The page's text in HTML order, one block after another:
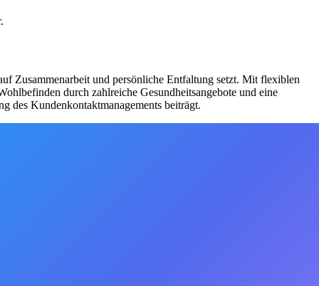
Zusammenarbeit und persönliche Entfaltung setzt. Mit flexiblen
durch zahlreiche Gesundheitsangebote und eine
des Kundenkontaktmanagements beiträgt.